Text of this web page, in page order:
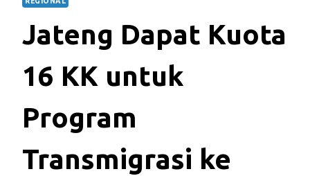
Jateng Dapat Kuota
16 KK untuk
Program
Transmigrasi ke